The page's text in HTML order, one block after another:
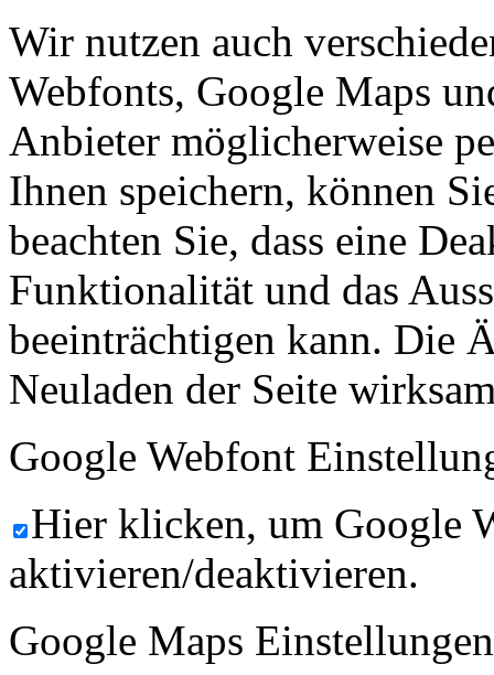
Wir nutzen auch
Webfonts, Google Maps
Anbieter möglicherweise
Ihnen speichern, können
beachten Sie, dass eine
Funktionalität und das
beeinträchtigen kann. Die
Neuladen der Seite
Google Webfont
Hier klicken, um Google
aktivieren/deaktivieren.
Google Maps